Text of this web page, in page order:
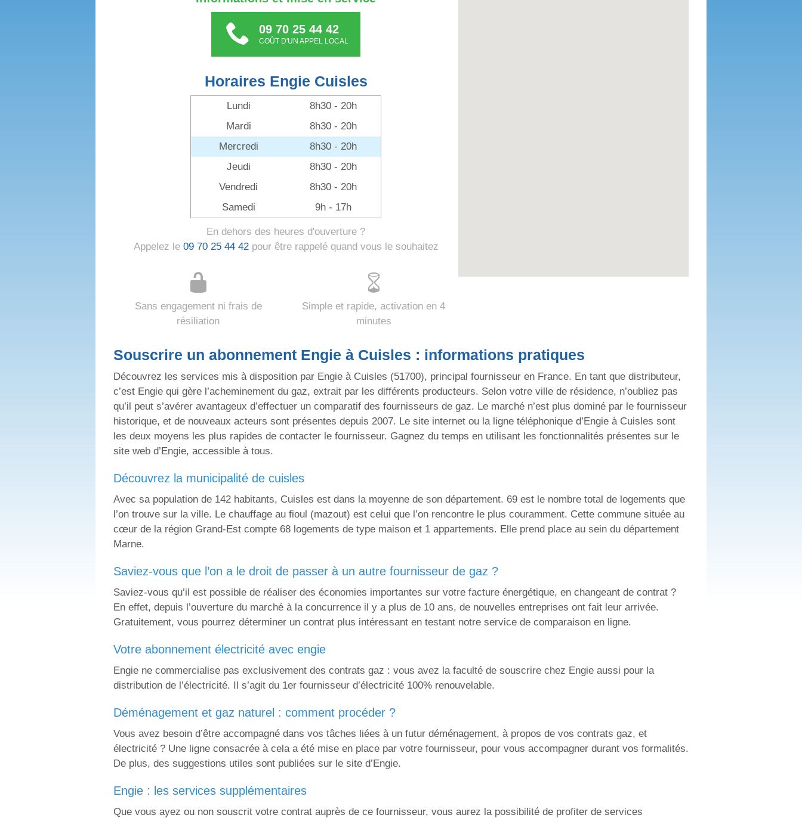
09 70 25 44 42
COÛT D'UN APPEL LOCAL
Horaires Engie Cuisles
Lundi
8h30 - 20h
Mardi
8h30 - 20h
Mercredi
8h30 - 20h
Jeudi
8h30 - 20h
Vendredi
8h30 - 20h
Samedi
9h - 17h
En dehors des heures d'ouverture ?
Appelez le 09 70 25 44 42pour être rappelé quand vous le souhaitez
Sans engagement ni frais de
résiliation
Simple et rapide, activation en 4
minutes
Souscrire un abonnement Engie à Cuisles : informations pratiques
Découvrez les services mis à disposition par Engie à Cuisles (51700), principal fournisseur en France. En tant que distributeur,
c’est Engie qui gère l’acheminement du gaz, extrait par les différents producteurs. Selon votre ville de résidence, n’oubliez pas
qu’il peut s’avérer avantageux d’effectuer un comparatif des fournisseurs de gaz. Le marché n’est plus dominé par le fournisseur
historique, et de nouveaux acteurs sont présentes depuis 2007. Le site internet ou la ligne téléphonique d’Engie à Cuisles sont
les deux moyens les plus rapides de contacter le fournisseur. Gagnez du temps en utilisant les fonctionnalités présentes sur le
site web d’Engie, accessible à tous.
découvrez la municipalité de cuisles
Avec sa population de 142 habitants, Cuisles est dans la moyenne de son département. 69 est le nombre total de logements que
l’on trouve sur la ville. Le chauffage au fioul (mazout) est celui que l’on rencontre le plus couramment. Cette commune située au
cœur de la région Grand-Est compte 68 logements de type maison et 1 appartements. Elle prend place au sein du département
Marne.
saviez-vous que l’on a le droit de passer à un autre fournisseur de gaz ?
Saviez-vous qu’il est possible de réaliser des économies importantes sur votre facture énergétique, en changeant de contrat ?
En effet, depuis l’ouverture du marché à la concurrence il y a plus de 10 ans, de nouvelles entreprises ont fait leur arrivée.
Gratuitement, vous pourrez déterminer un contrat plus intéressant en testant notre service de comparaison en ligne.
votre abonnement électricité avec engie
Engie ne commercialise pas exclusivement des contrats gaz : vous avez la faculté de souscrire chez Engie aussi pour la
distribution de l’électricité. Il s’agit du 1er fournisseur d’électricité 100% renouvelable.
déménagement et gaz naturel : comment procéder ?
Vous avez besoin d’être accompagné dans vos tâches liées à un futur déménagement, à propos de vos contrats gaz, et
électricité ? Une ligne consacrée à cela a été mise en place par votre fournisseur, pour vous accompagner durant vos formalités.
De plus, des suggestions utiles sont publiées sur le site d’Engie.
engie : les services supplémentaires
Que vous ayez ou non souscrit votre contrat auprès de ce fournisseur, vous aurez la possibilité de profiter de services